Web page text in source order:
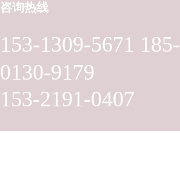
153-1309-5671 185-
0130-9179
153-2191-0407
咨询热线